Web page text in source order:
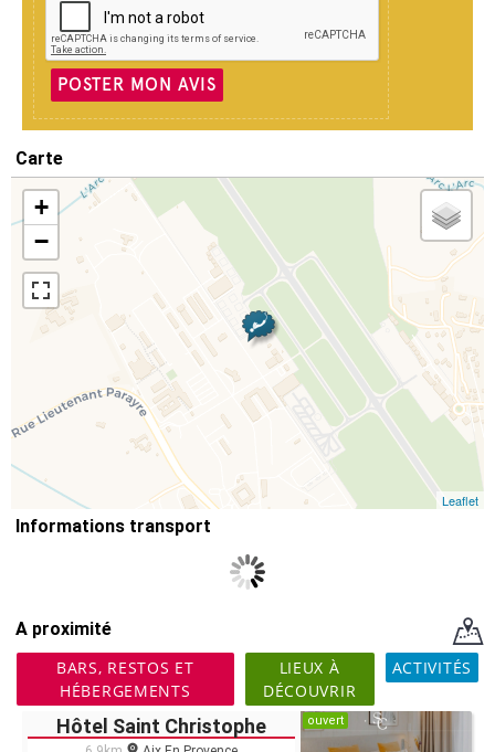
POSTER MON AVIS
Carte
+
−
Leaflet
Informations transport
A proximité
BARS, RESTOS ET
HÉBERGEMENTS
LIEUX À
DÉCOUVRIR
ACTIVITÉS
Hôtel Saint Christophe ouvert